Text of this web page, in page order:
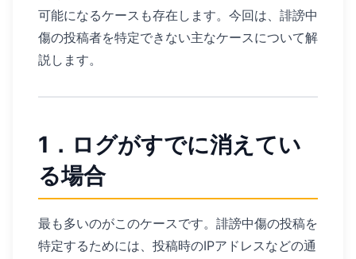
可能になるケースも存在します。今回は、誹謗中
傷の投稿者を特定できない主なケースについて解
説します。
1．ログがすでに消えてい
る場合
最も多いのがこのケースです。誹謗中傷の投稿を
特定するためには、投稿時のIPアドレスなどの通